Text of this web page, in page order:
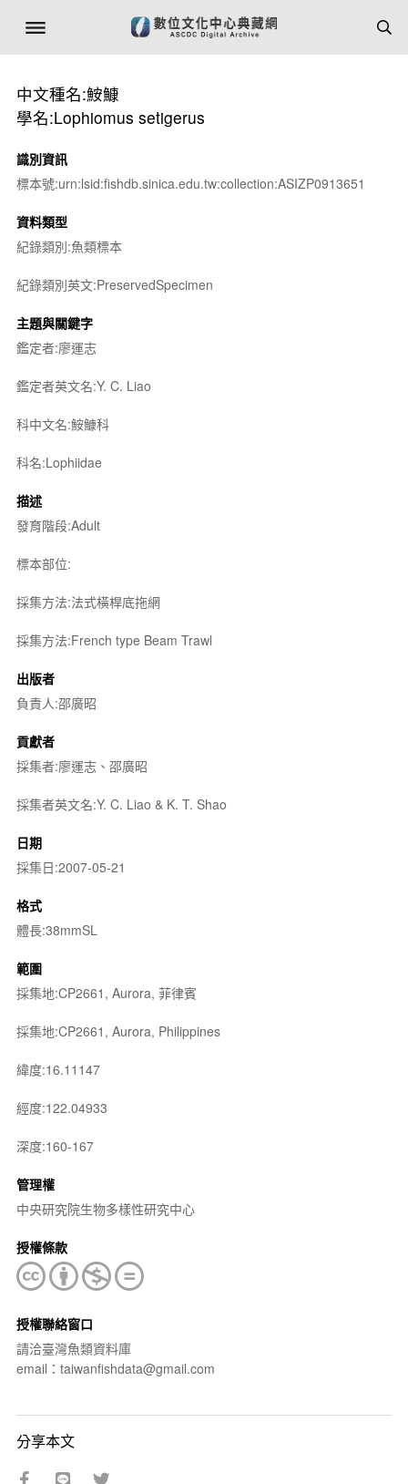
中文種名:鮟鱇
學名:Lophiomus setigerus
識別資訊
標本號:urn:lsid:fishdb.sinica.edu.tw:collection:ASIZP0913651
資料類型
紀錄類別:魚類標本
紀錄類別英文:PreservedSpecimen
主題與關鍵字
鑑定者:廖運志
鑑定者英文名:Y. C. Liao
科中文名:鮟鱇科
科名:Lophiidae
描述
發育階段:Adult
標本部位:
採集方法:法式橫桿底拖網
採集方法:French type Beam Trawl
出版者
負責人:邵廣昭
貢獻者
採集者:廖運志、邵廣昭
採集者英文名:Y. C. Liao & K. T. Shao
日期
採集日:2007-05-21
格式
體長:38mmSL
範圍
採集地:CP2661, Aurora, 菲律賓
採集地:CP2661, Aurora, Philippines
緯度:16.11147
經度:122.04933
深度:160-167
管理權
中央研究院生物多樣性研究中心
授權條款
授權聯絡窗口
請洽臺灣魚類資料庫
email：taiwanfishdata@gmail.com
分享本文